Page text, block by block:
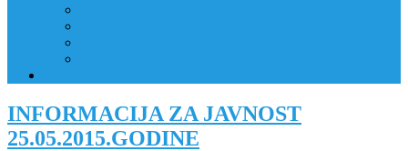
INFORMACIJA ZA JAVNOST
25.05.2015.GODINE